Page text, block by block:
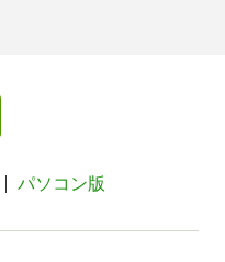
パソコン版